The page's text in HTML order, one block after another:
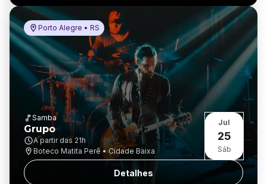
Porto Alegre • RS
Samba
Grupo
A partir das 21h
Boteco Matita Perê • Cidade Baixa
Jul
25
Sáb
Detalhes